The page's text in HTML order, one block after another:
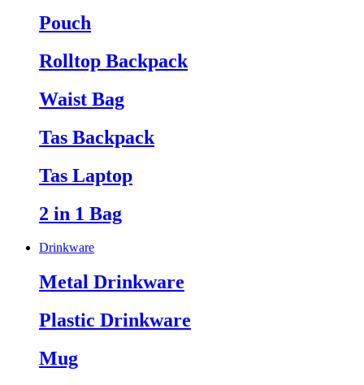
Pouch
Rolltop Backpack
Waist Bag
Tas Backpack
Tas Laptop
2 in 1 Bag
Drinkware
Metal Drinkware
Plastic Drinkware
Mug